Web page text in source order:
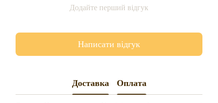
Додайте перший відгук
Написати відгук
Доставка Оплата